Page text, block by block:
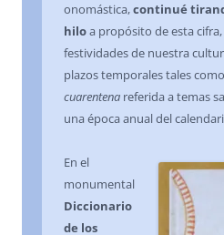
onomástica,continué
hiloa propósito de esta
festividades de nuestra
plazos temporales tales
cuarentena referida a temas
una época anual del
En el
monumental
Diccionario
de los